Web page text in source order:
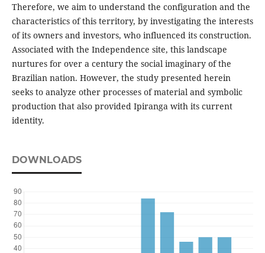
Therefore, we aim to understand the configuration and the
characteristics of this territory, by investigating the interests
of its owners and investors, who influenced its construction.
Associated with the Independence site, this landscape
nurtures for over a century the social imaginary of the
Brazilian nation. However, the study presented herein
seeks to analyze other processes of material and symbolic
production that also provided Ipiranga with its current
identity.
DOWNLOADS